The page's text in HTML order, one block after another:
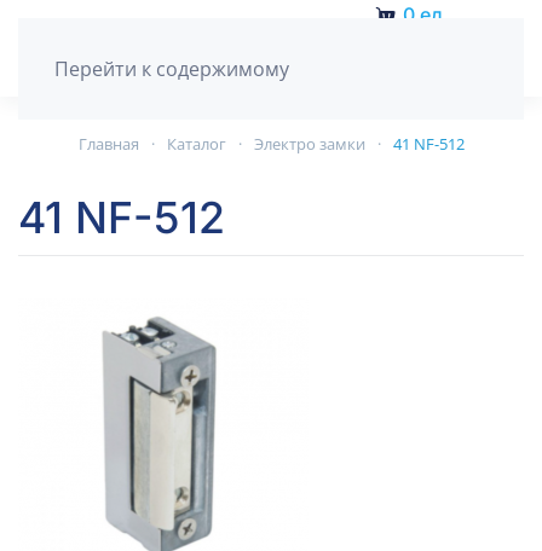
Перейти к содержимому
0 ед.
Главная Каталог Электро замки 41 NF-512
41 NF-512